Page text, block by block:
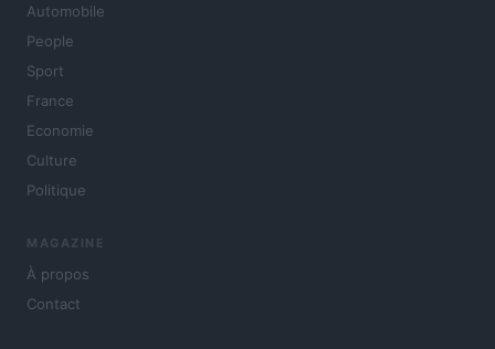
Automobile
People
Sport
France
Economie
Culture
Politique
MAGAZINE
À propos
Contact